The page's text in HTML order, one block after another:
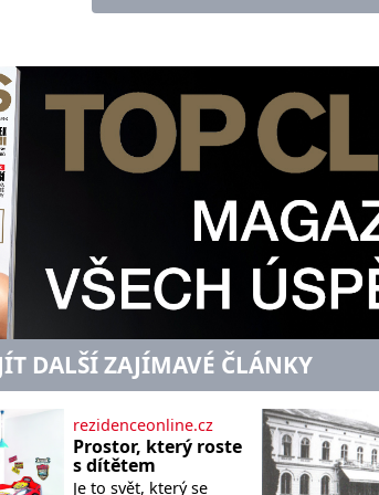
DALŠÍ ZAJÍMAVÉ ČLÁNKY
rezidenceonline.cz
Prostor, který roste
s dítětem
Je to svět, který se